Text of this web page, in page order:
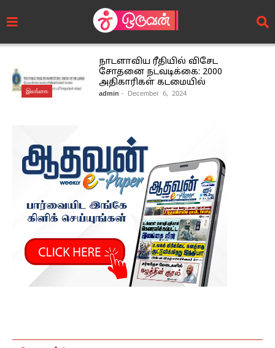
இலங்கை
நாடளாவிய ரீதியில் விசேட
சோதனை நடவடிக்கை: 2000
அதிகாரிகள் கடமையில்
admin - December 6, 2024